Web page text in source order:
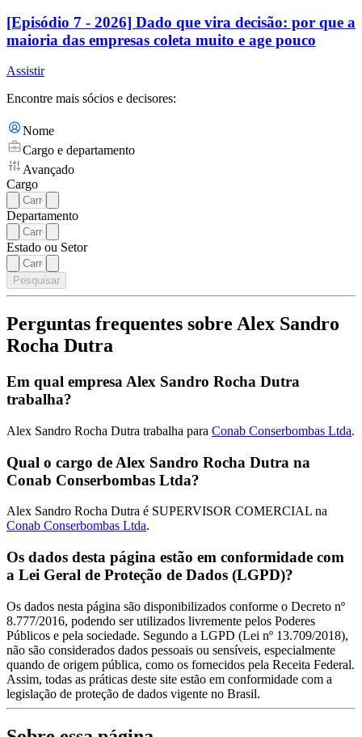
[Episódio 7 - 2026] Dado que vira decisão: por que a
maioria das empresas coleta muito e age pouco
Assistir
Encontre mais sócios e decisores:
Nome
Cargo e departamento
Avançado
Cargo
Departamento
Estado ou Setor
Pesquisar
Perguntas frequentes sobre Alex Sandro
Rocha Dutra
Em qual empresa Alex Sandro Rocha Dutra
trabalha?
Alex Sandro Rocha Dutra trabalha para Conab Conserbombas Ltda.
Qual o cargo de Alex Sandro Rocha Dutra na
Conab Conserbombas Ltda?
Alex Sandro Rocha Dutra é SUPERVISOR COMERCIAL na
Conab Conserbombas Ltda.
Os dados desta página estão em conformidade com
a Lei Geral de Proteção de Dados (LGPD)?
Os dados nesta página são disponibilizados conforme o Decreto nº
8.777/2016, podendo ser utilizados livremente pelos Poderes
Públicos e pela sociedade. Segundo a LGPD (Lei nº 13.709/2018),
não são considerados dados pessoais ou sensíveis, especialmente
quando de origem pública, como os fornecidos pela Receita Federal.
Assim, todas as práticas deste site estão em conformidade com a
legislação de proteção de dados vigente no Brasil.